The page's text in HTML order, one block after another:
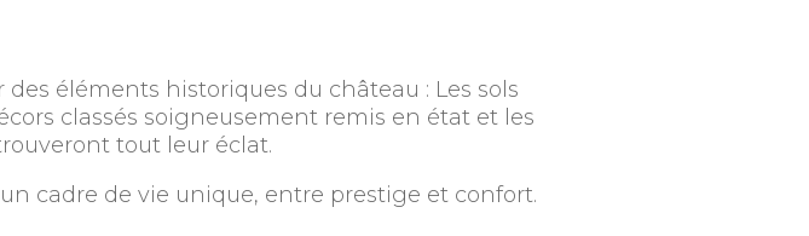
éléments historiques du château : Les sols
classés soigneusement remis en état et les
tout leur éclat.
cadre de vie unique, entre prestige et confort.